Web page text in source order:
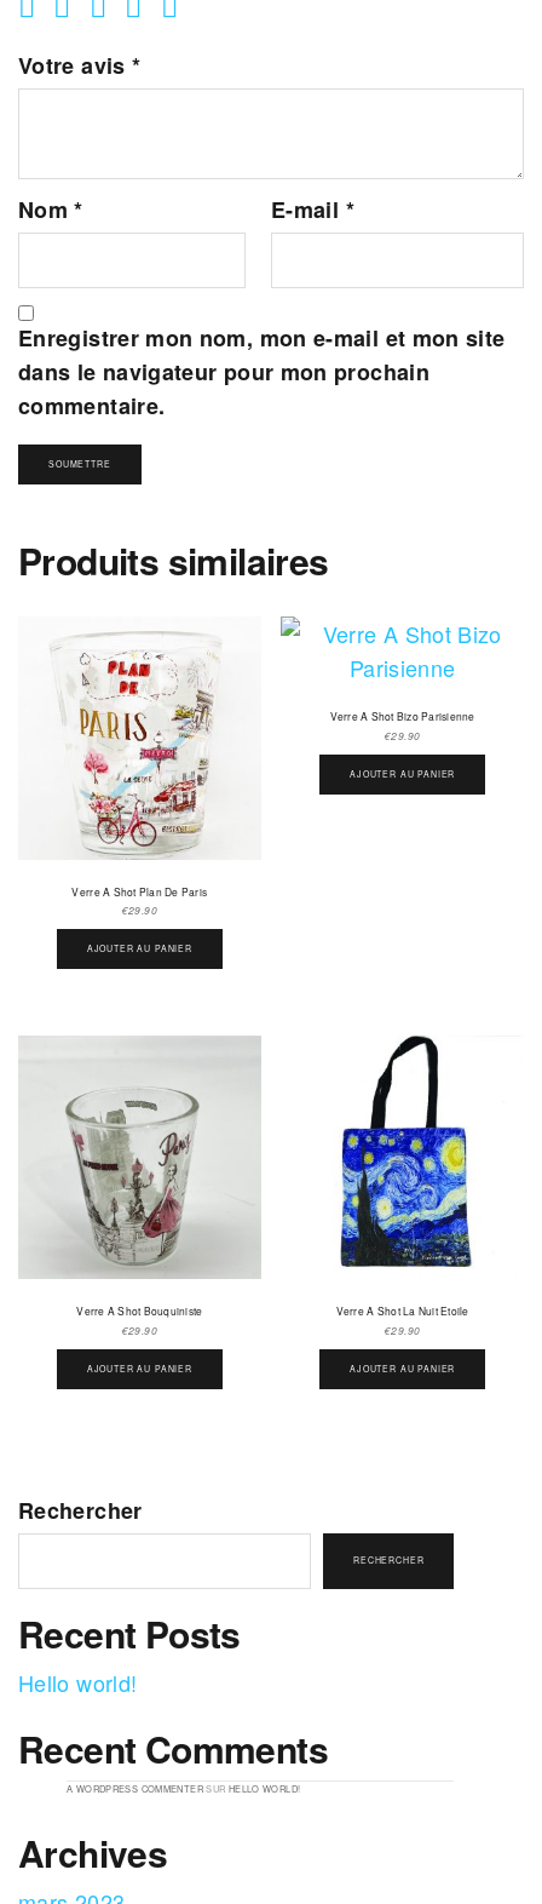
Votre avis *
Nom* E-mail *
Enregistrer mon nom, mon e-mail et mon site
dans le navigateur pour mon prochain
commentaire.
Produits similaires
Verre A Shot Plan De Paris
€29.90
AJOUTER AU PANIER
Verre A Shot Bizo Parisienne
€29.90
AJOUTER AU PANIER
Verre A Shot Bouquiniste
€29.90
AJOUTER AU PANIER
Verre A Shot La Nuit Etoile
€29.90
AJOUTER AU PANIER
Rechercher
RECHERCHER
Recent Posts
Hello world!
Recent Comments
A WORDPRESS COMMENTERSUR HELLO WORLD!
Archives